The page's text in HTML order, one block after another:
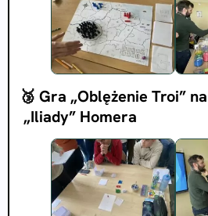
🥉 Gra „Oblężenie Troi”
„Iliady” Homera